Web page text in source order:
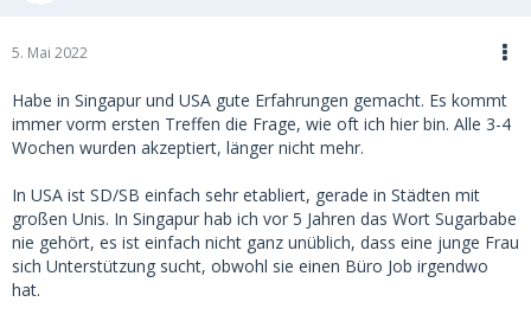
5. Mai 2022
Habe in Singapur und USA gute Erfahrungen gemacht. Es kommt
immer vorm ersten Treffen die Frage, wie oft ich hier bin. Alle 3-4
Wochen wurden akzeptiert, länger nicht mehr.
In USA ist SD/SB einfach sehr etabliert, gerade in Städten mit
großen Unis. In Singapur hab ich vor 5 Jahren das Wort Sugarbabe
nie gehört, es ist einfach nicht ganz unüblich, dass eine junge Frau
sich Unterstützung sucht, obwohl sie einen Büro Job irgendwo
hat.